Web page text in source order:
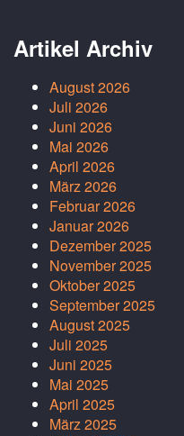
Artikel Archiv
August 2026
Juli 2026
Juni 2026
Mai 2026
April 2026
März 2026
Februar 2026
Januar 2026
Dezember 2025
November 2025
Oktober 2025
September 2025
August 2025
Juli 2025
Juni 2025
Mai 2025
April 2025
März 2025